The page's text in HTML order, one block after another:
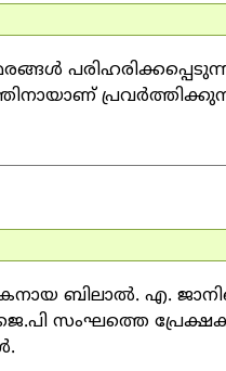
ബിലാല്‍. എ.
സംഘത്തെ